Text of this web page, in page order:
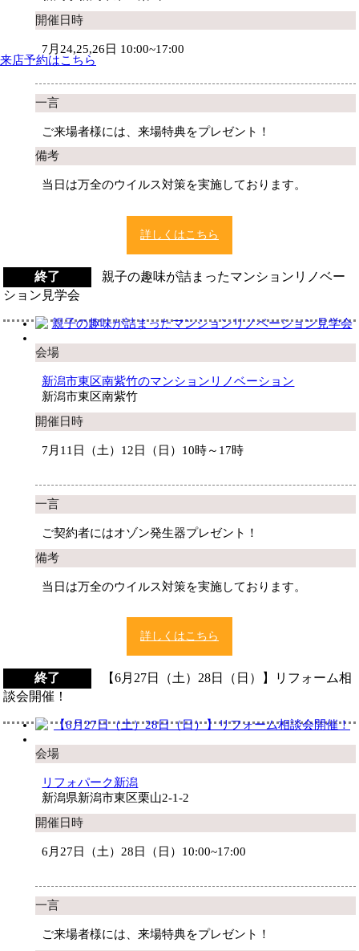
来店予約はこちら
開催日時
7月24,25,26日 10:00~17:00
一言
ご来場者様には、来場特典をプレゼント！
備考
当日は万全のウイルス対策を実施しております。
詳しくはこちら
終了
親子の趣味が詰まったマンションリノベー
ション見学会
会場
新潟市東区南紫竹のマンションリノベーション
新潟市東区南紫竹
開催日時
7月11日（土）12日（日）10時～17時
一言
ご契約者にはオゾン発生器プレゼント！
備考
当日は万全のウイルス対策を実施しております。
詳しくはこちら
終了
【6月27日（土）28日（日）】リフォーム相
談会開催！
会場
リフォパーク新潟
新潟県新潟市東区栗山2-1-2
開催日時
6月27日（土）28日（日）10:00~17:00
一言
ご来場者様には、来場特典をプレゼント！